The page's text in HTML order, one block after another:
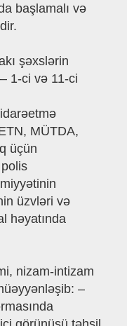
başlamalı və
şəxslərin
1-ci və 11-ci
MÜTDA,
üçün
üzvləri və
həyatında
nizam-intizam
–